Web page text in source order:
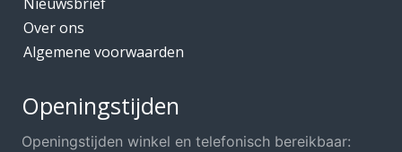
Over ons
Algemene voorwaarden
Openingstijden
Openingstijden winkel en telefonisch bereikbaar: